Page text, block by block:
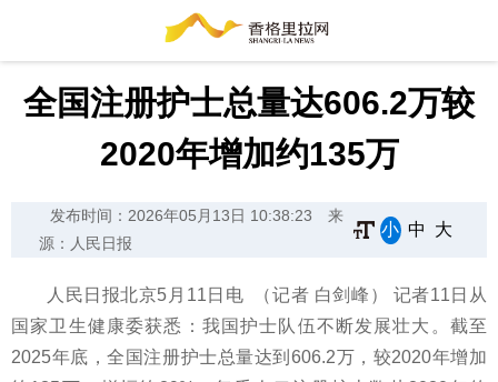
全国注册护士总量达606.2万较
2020年增加约135万
发布时间：2026年05月13日 10:38:23
来
源：人民日报
小 中 大
人民日报北京5月11日电 （记者 白剑峰） 记者11日从
国家卫生健康委获悉：我国护士队伍不断发展壮大。截至
2025年底，全国注册护士总量达到606.2万，较2020年增加